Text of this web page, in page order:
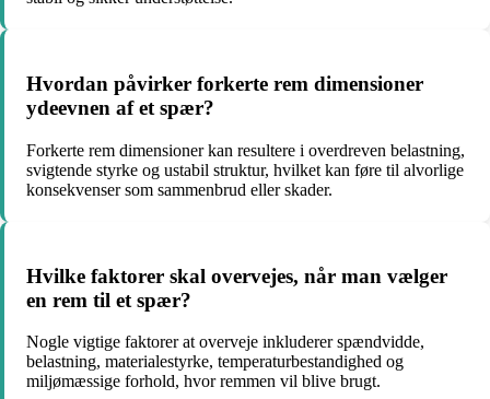
Hvordan påvirker forkerte rem dimensioner
ydeevnen af et spær?
Forkerte rem dimensioner kan resultere i overdreven belastning,
svigtende styrke og ustabil struktur, hvilket kan føre til alvorlige
konsekvenser som sammenbrud eller skader.
Hvilke faktorer skal overvejes, når man vælger
en rem til et spær?
Nogle vigtige faktorer at overveje inkluderer spændvidde,
belastning, materialestyrke, temperaturbestandighed og
miljømæssige forhold, hvor remmen vil blive brugt.